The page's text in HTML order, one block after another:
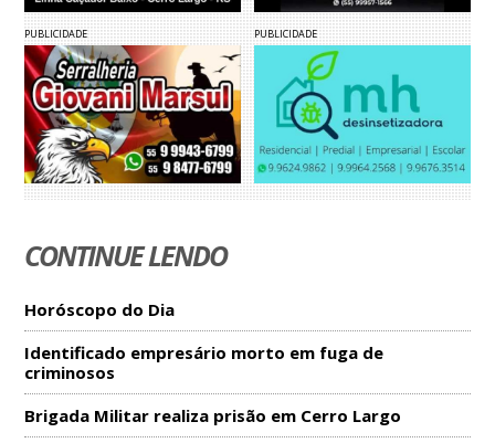
PUBLICIDADE PUBLICIDADE
CONTINUE LENDO
Horóscopo do Dia
Identificado empresário morto em fuga de
criminosos
Brigada Militar realiza prisão em Cerro Largo